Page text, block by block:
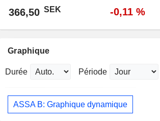
366,50 SEK -0,11 %
Graphique
Durée Période
ASSA B: Graphique dynamique